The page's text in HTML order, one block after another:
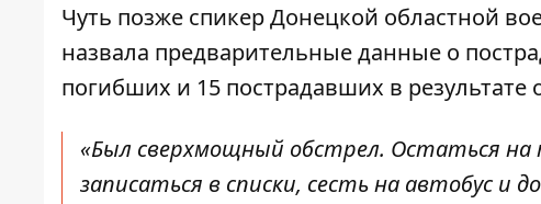
Чуть позже спикер Донецкой областной
назвала предварительные данные о
погибших и 15 пострадавших в результате
«Был сверхмощный обстрел. Остаться
записаться в списки, сесть на автобус и